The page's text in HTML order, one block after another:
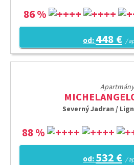
86 %
od: 448 € /
Apartmány
Severný Jadran /
88 %
od: 532 € /